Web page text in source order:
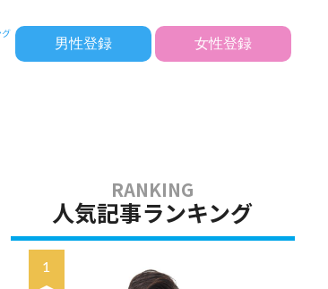
男性登録 女性登録
人気記事ランキング